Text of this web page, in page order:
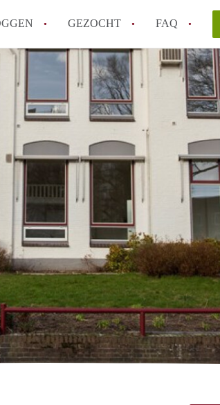
GEZOCHT FAQ
How to translate AppartementenArnhem!
Wat is AppartementenArnhem?
Hoeveel kost het om te reageren op een
Wat is de privacyverklaring van
Berekent AppartementenArnhem
makelaarsvergoeding/bemiddelingsvergoeding?